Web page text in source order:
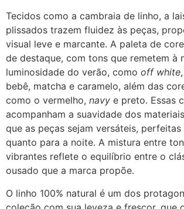
Tecidos como a cambraia de linho, a
plissados trazem fluidez às peças,
visual leve e marcante. A paleta de
de destaque, com tons que remetem à
luminosidade do verão, como off white
bebê, matcha e caramelo, além das
como o vermelho, navy e preto. Essas
acompanham a suavidade dos
que as peças sejam versáteis,
quanto para a noite. A mistura entre
vibrantes reflete o equilíbrio entre o
ousado que a marca propõe.
O linho 100% natural é um dos